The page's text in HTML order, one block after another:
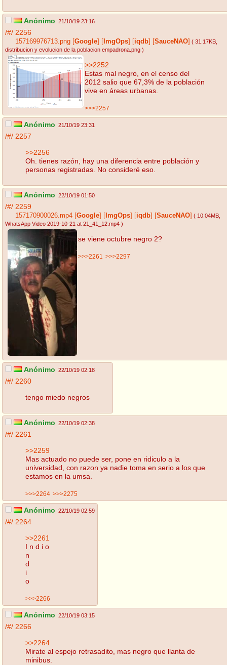
Anónimo 21/10/19 23:16
/#/ 2256
157169976713.png Google ImgOps iqdb SauceNAO ( 31.17KB
distribucion y evolucion de la poblacion empadrona.png )
>>2252
Estas mal negro, en el censo del
2012 salio que 67,3% de la población
vive en áreas urbanas.
>>>2257
Anónimo 21/10/19 23:31
/#/ 2257
>>2256
Oh. tienes razón, hay una diferencia entre población y
personas registradas. No consideré eso.
Anónimo 22/10/19 01:50
/#/ 2259
157170900026.mp4 Google ImgOps iqdb SauceNAO ( 10.04MB
WhatsApp Video 2019-10-21 at 21_41_12.mp4 )
se viene octubre negro 2?
>>>2261 >>>2297
Anónimo 22/10/19 02:18
/#/ 2260
tengo miedo negros
Anónimo 22/10/19 02:38
/#/ 2261
>>2259
Mas actuado no puede ser, pone en ridiculo a la
universidad, con razon ya nadie toma en serio a los que
estamos en la umsa.
>>>2264 >>>2275
Anónimo 22/10/19 02:59
/#/ 2264
>>2261
I n d i o
n
d
i
o
>>>2266
Anónimo 22/10/19 03:15
/#/ 2266
>>2264
Mirate al espejo retrasadito, mas negro que llanta de
minibus.